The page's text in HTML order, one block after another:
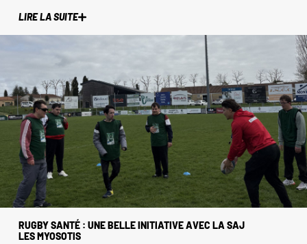
LIRE LA SUITE
RUGBY SANTÉ : UNE BELLE INITIATIVE AVEC LA SAJ
LES MYOSOTIS